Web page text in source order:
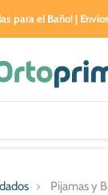
para el Baño! |
Pijamas y